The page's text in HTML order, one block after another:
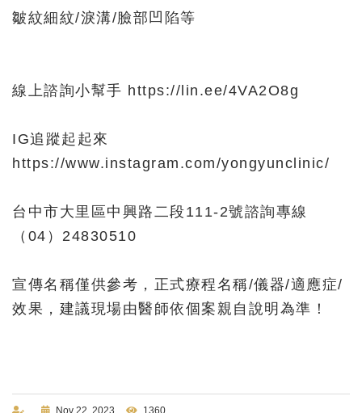
皺紋細紋/淚溝/臉部凹陷等
線上諮詢小幫手 https://lin.ee/4VA2O8g
IG追蹤起起來
https://www.instagram.com/yongyunclinic/
台中市大里區中興路二段111-2號諮詢專線
（04）24830510
宣傳名稱僅供參考，正式療程名稱/儀器/適應症/
效果，建議現場由醫師依個案親自說明為準！
Nov 22, 2023 1360